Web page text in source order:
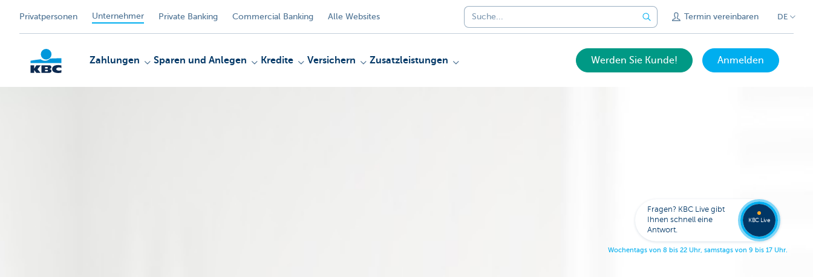
Privatpersonen Unternehmer Private Banking Commercial Banking Alle Websites Termin vereinbaren DE
Zahlungen Sparen und Anlegen Kredite Versichern Zusatzleistungen Werden Sie Kunde! Anmelden
Fragen? KBC Live gibt
Ihnen schnell eine
Antwort.
Wochentags von 8 bis 22 Uhr, samstags von 9 bis 17 Uhr.
KBC Live